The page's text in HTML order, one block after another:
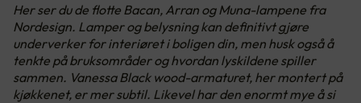
Her ser du de flotte Bacan, Arran og Muna-lampene fra
Nordesign. Lamper og belysning kan definitivt gjøre
underverker for interiøret i boligen din, men husk også å
tenkte på bruksområder og hvordan lyskildene spiller
sammen. Vanessa Black wood-armaturet, her montert på
kjøkkenet, er mer subtil. Likevel har den enormt mye å si